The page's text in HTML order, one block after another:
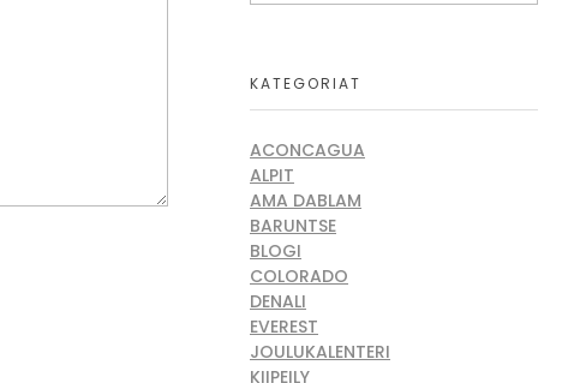
KATEGORIAT
ACONCAGUA
ALPIT
AMA DABLAM
BARUNTSE
BLOGI
COLORADO
DENALI
EVEREST
JOULUKALENTERI
KIIPEILY